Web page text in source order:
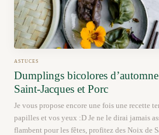
ASTUCES
Dumplings bicolores
Saint-Jacques et Porc
Je vous propose encore une fois une recette
papilles et vos yeux :D Je ne le dirai jamais
flambent pour les fêtes, profitez des Noix de